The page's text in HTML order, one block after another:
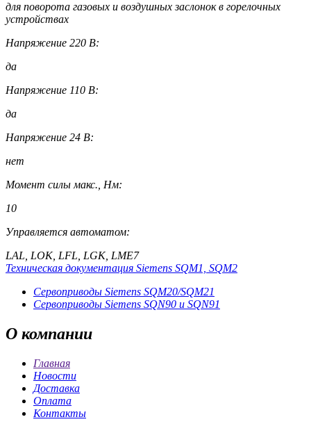
для поворота газовых и воздушных заслонок в горелочных
устройствах
Напряжение 220 В:
да
Напряжение 110 В:
да
Напряжение 24 В:
нет
Момент силы макс., Нм:
10
Управляется автоматом:
LAL, LOK, LFL, LGK, LME7
Техническая документация Siemens SQM1, SQM2
Сервоприводы Siemens SQM20/SQM21
Сервоприводы Siemens SQN90 и SQN91
О компании
Главная
Новости
Доставка
Оплата
Контакты